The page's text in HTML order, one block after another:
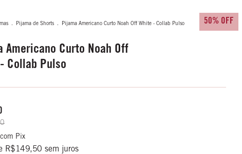
. Pijama de Shorts . Pijama Americano Curto Noah Off White - Collab Pulso
Americano Curto Noah Off
Collab Pulso
50% OFF
com Pix
R$149,50 sem juros